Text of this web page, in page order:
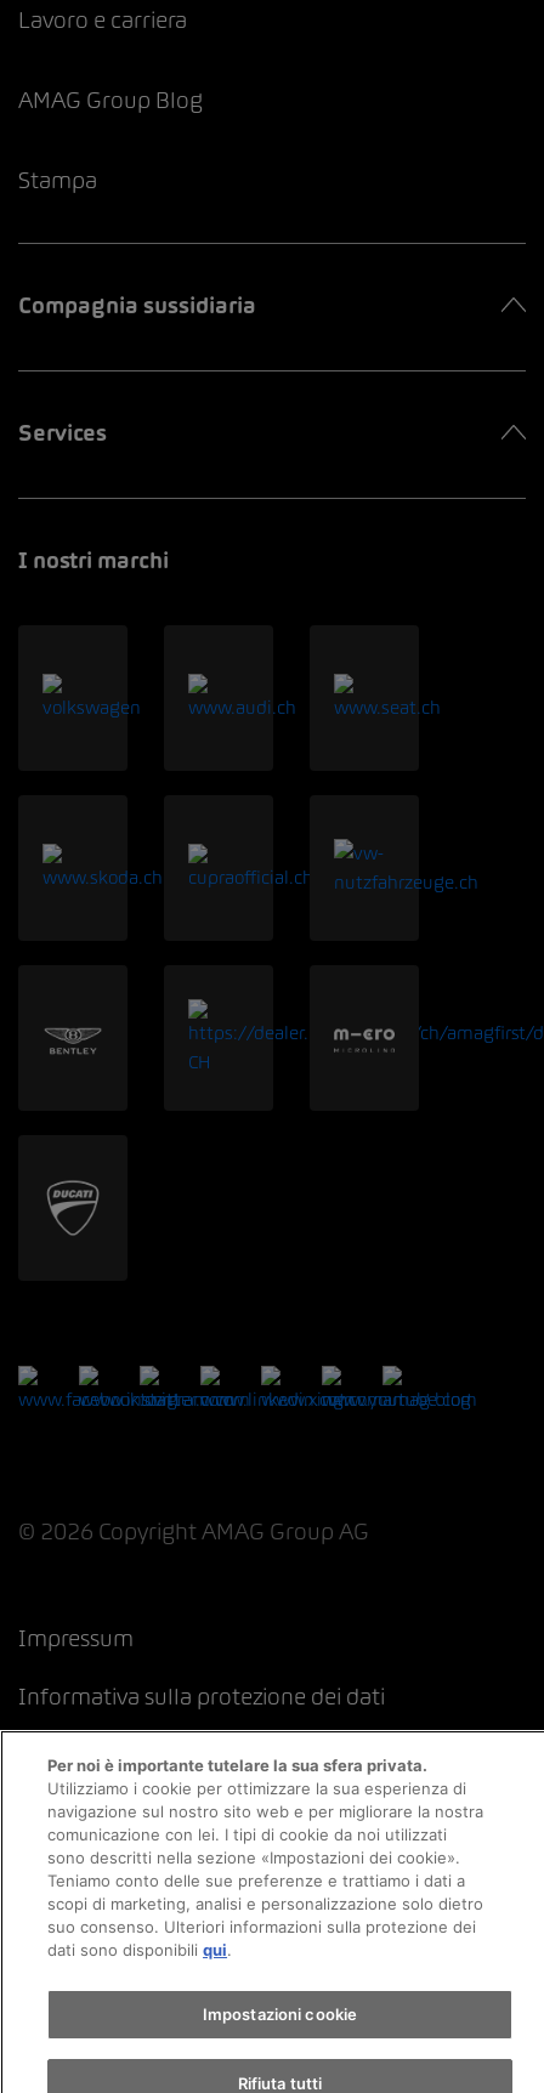
Lavoro e carriera
AMAG Group Blog
Stampa
Compagnia sussidiaria
Services
I nostri marchi
© 2026 Copyright AMAG Group AG
Impressum
Informativa sulla protezione dei dati
Politica sui cookie Informazioni legali
Per noi è importante tutelare la sua sfera privata.
Utilizziamo i cookie per ottimizzare la sua esperienza di
navigazione sul nostro sito web e per migliorare la nostra
comunicazione con lei. I tipi di cookie da noi utilizzati
sono descritti nella sezione «Impostazioni dei cookie».
Teniamo conto delle sue preferenze e trattiamo i dati a
scopi di marketing, analisi e personalizzazione solo dietro
suo consenso. Ulteriori informazioni sulla protezione dei
dati sono disponibiliqui.
Impostazioni cookie
Rifiuta tutti